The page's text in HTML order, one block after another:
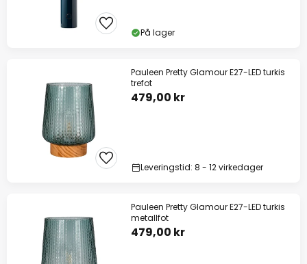
På lager
Pauleen Pretty Glamour E27-LED turkis
trefot
479,00 kr
Leveringstid: 8 - 12 virkedager
Pauleen Pretty Glamour E27-LED turkis
metallfot
479,00 kr